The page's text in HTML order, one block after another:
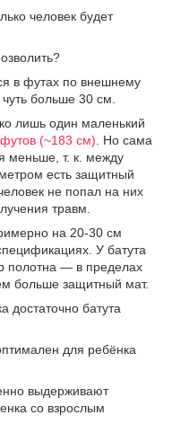
человек будет
в футах по внешнему
больше 30 см.
лишь один маленький
(~183 см) . Но сама
меньше, т. к. между
есть защитный
не попал на них
травм.
на 20-30 см
У батута
полотна — в пределах
больше защитный мат.
достаточно батута
для ребёнка
выдерживают
со взрослым